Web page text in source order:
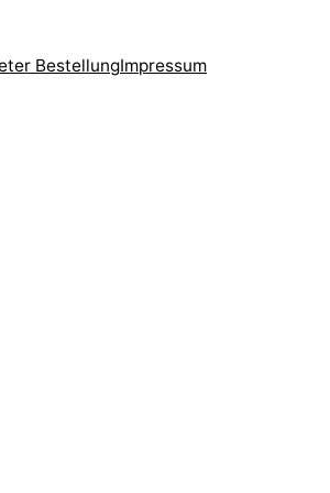
BestellungImpressum